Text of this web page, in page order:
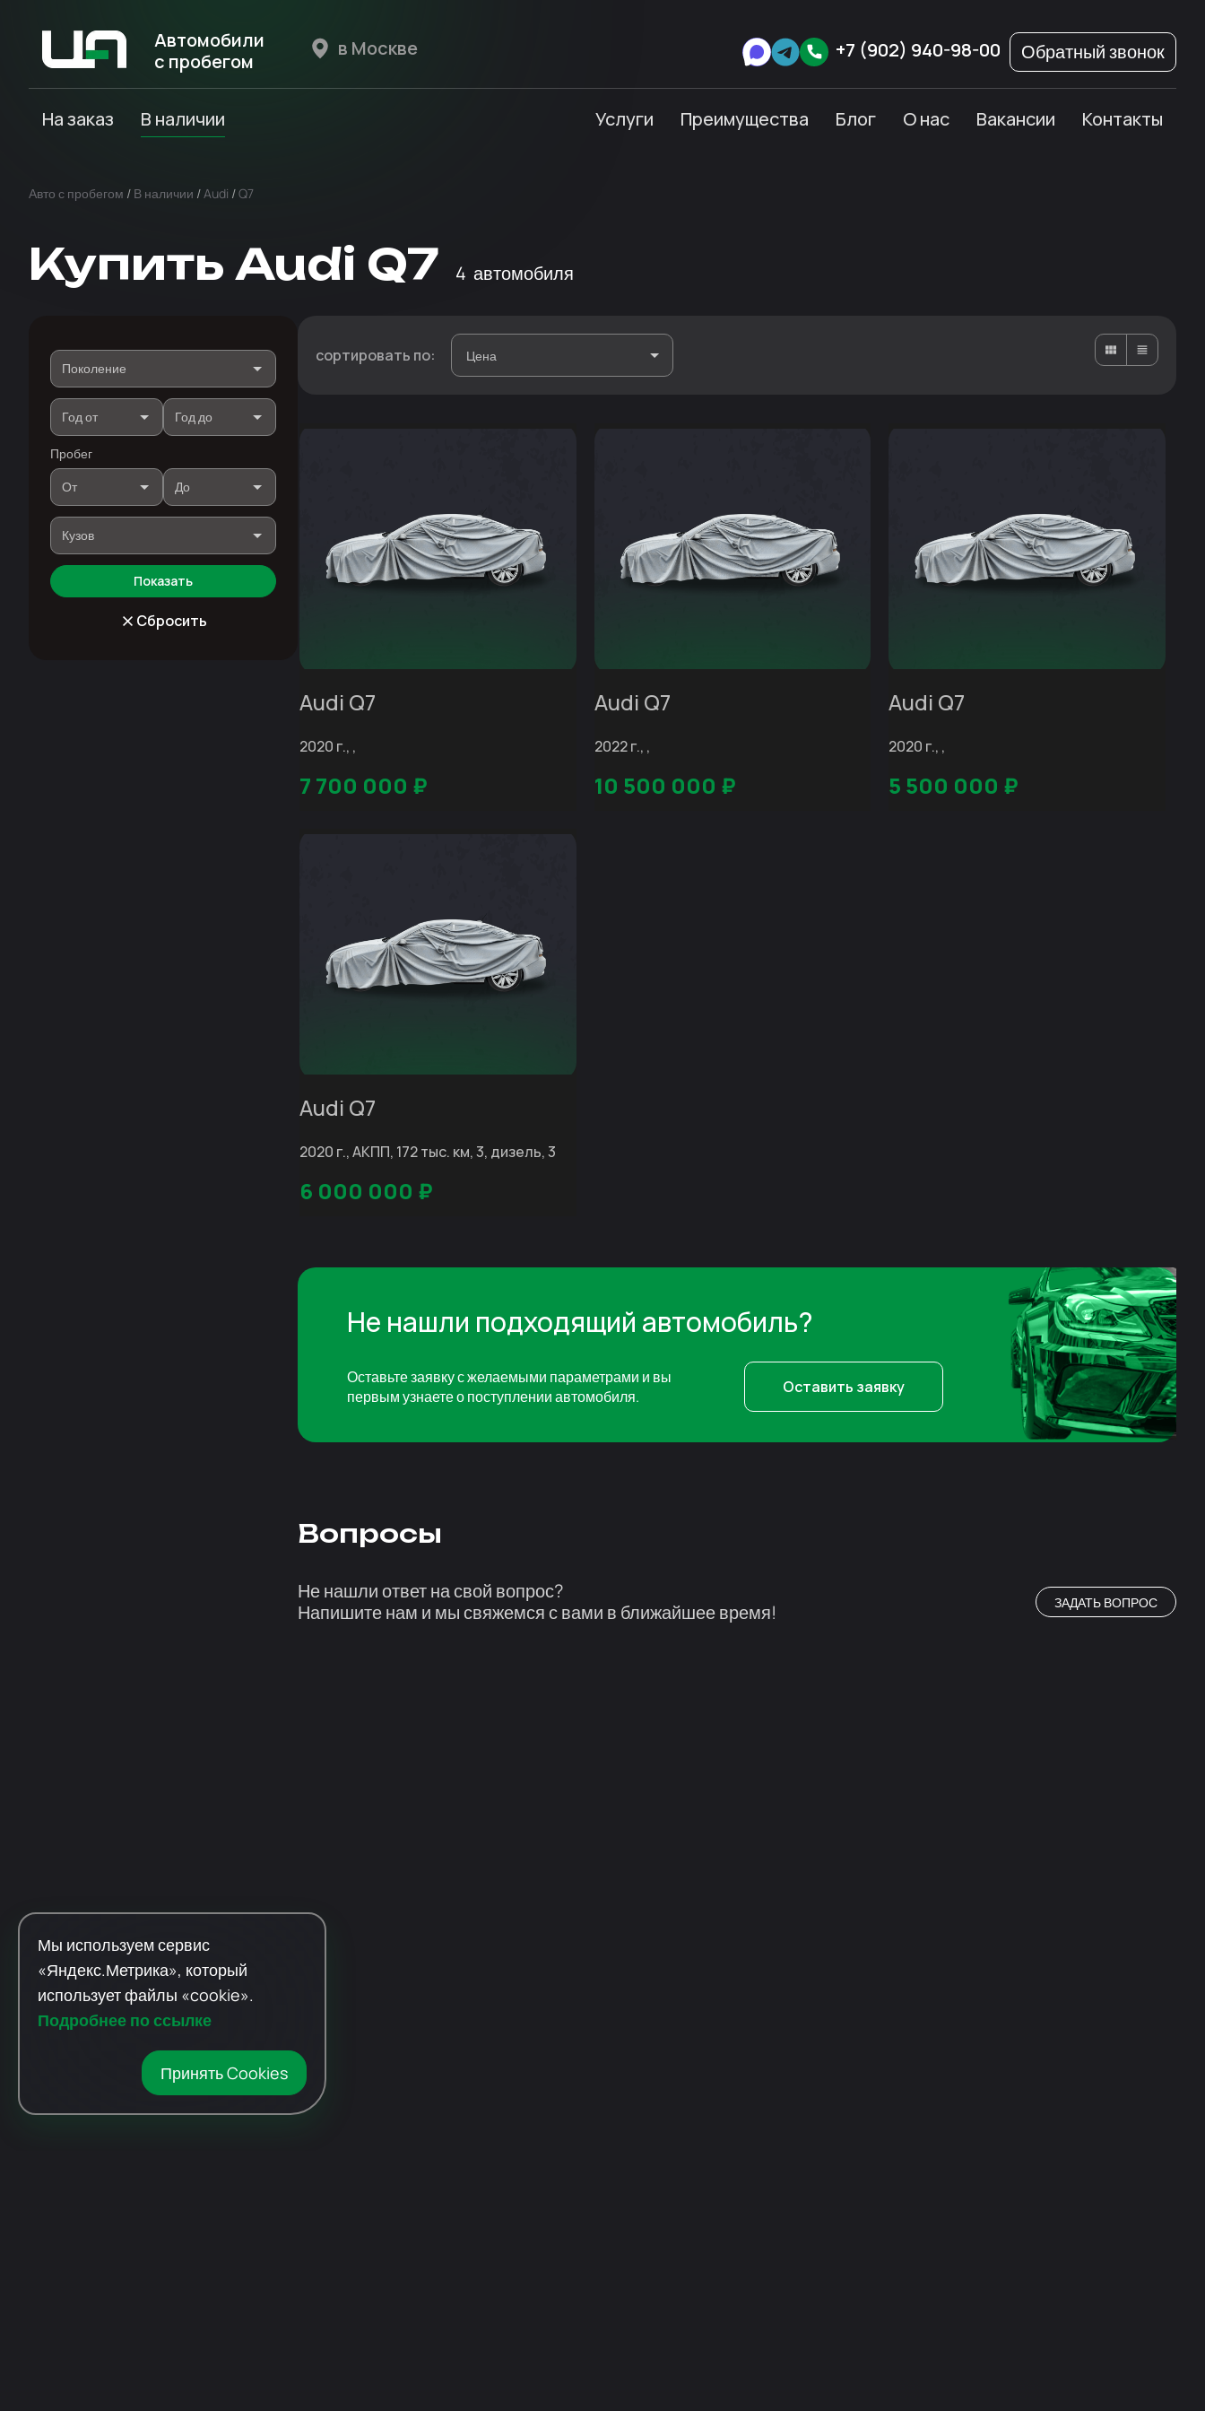
Автомобили
с пробегом
+7 (902) 940-98-00 Обратный звонок
На заказ В наличии Услуги Преимущества Блог О нас Вакансии Контакты
Авто с пробегом / В наличии /Audi /Q7
Купить Audi Q7 4 автомобиля
Пробег
Показать
Сбросить
сортировать по:
Audi Q7
2020 г., ,
7 700 000 ₽
Audi Q7
2022 г., ,
10 500 000 ₽
Audi Q7
2020 г., ,
5 500 000 ₽
Audi Q7
2020 г., АКПП, 172 тыс. км, 3, дизель, 3
6 000 000 ₽
Не нашли подходящий автомобиль?
Оставьте заявку с желаемыми параметрами и вы
первым узнаете о поступлении автомобиля.
Оставить заявку
Вопросы
Не нашли ответ на свой вопрос?
Напишите нам и мы свяжемся с вами в ближайшее время!
ЗАДАТЬ ВОПРОС
Мы используем сервис
«Яндекс.Метрика», который
использует файлы «cookie».
Подробнее по ссылке
Принять Cookies